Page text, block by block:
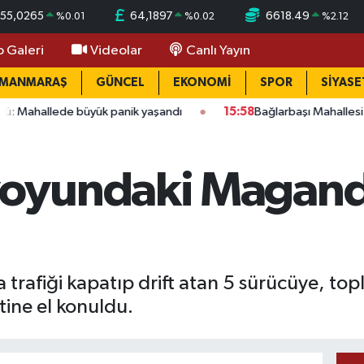
55,0265 %0.01 64,1897 %0.02 6618.49 %2.12
Galeri Videolar Canlı Yayın
GÜNCEL EKONOMİ SPOR
büyük panik yaşandı 15:58 Bağlarbaşı Mahallesi'nde 101.
kapatıp drift atan 5 sürücüye,
el konuldu.